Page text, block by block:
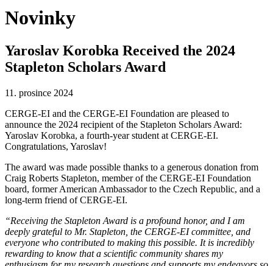
Novinky
Yaroslav Korobka Received the 2024
Stapleton Scholars Award
11. prosince 2024
CERGE-EI and the CERGE-EI Foundation are pleased to
announce the 2024 recipient of the Stapleton Scholars Award:
Yaroslav Korobka, a fourth-year student at CERGE-EI.
Congratulations, Yaroslav!
The award was made possible thanks to a generous donation from
Craig Roberts Stapleton, member of the CERGE-EI Foundation
board, former American Ambassador to the Czech Republic, and a
long-term friend of CERGE-EI.
“Receiving the Stapleton Award is a profound honor, and I am
deeply grateful to Mr. Stapleton, the CERGE-EI committee, and
everyone who contributed to making this possible. It is incredibly
rewarding to know that a scientific community shares my